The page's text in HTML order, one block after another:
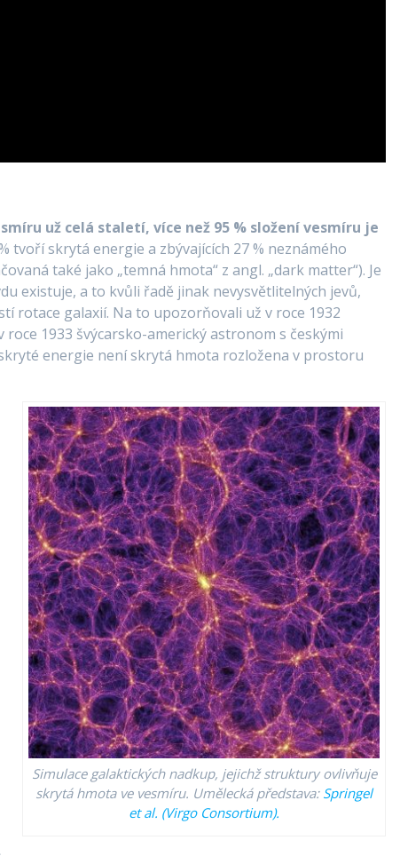
už celá staletí, více než 95 % složení vesmíru je
tvoří skrytá energie a zbývajících 27 % neznámého
také jako „temná hmota“ z angl. „dark matter“). Je
existuje, a to kvůli řadě jinak nevysvětlitelných jevů,
rotace galaxií. Na to upozorňovali už v roce 1932
roce 1933 švýcarsko-americký astronom s českými
energie není skrytá hmota rozložena v prostoru
Simulace galaktických nadkup, jejichž struktury ovlivňuje
skrytá hmota ve vesmíru. Umělecká představa: Springel
et al. (Virgo Consortium).